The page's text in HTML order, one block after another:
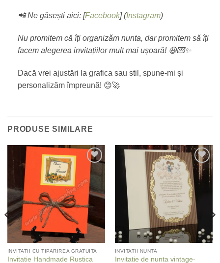
📲 Ne găsești aici: [Facebook] (Instagram)
Nu promitem că îți organizăm nunta, dar promitem să îți
facem alegerea invitațiilor mult mai ușoară! 😆💌✨
Dacă vrei ajustări la grafica sau stil, spune-mi și
personalizăm împreună! 😊🚀
PRODUSE SIMILARE
Add to
wishlist
INVITATII CU TIPARIREA GRATUITA
Invitatie Handmade Rustica
Add to
wishlist
INVITATII NUNTA
Invitatie de nunta vintage-